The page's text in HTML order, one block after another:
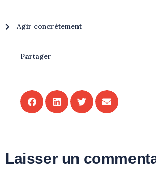
Agir concrètement
Partager
Laisser un